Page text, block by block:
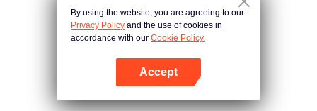
By using the website, you are agreeing to our
Privacy Policy and the use of cookies in
accordance with our Cookie Policy.
Accept